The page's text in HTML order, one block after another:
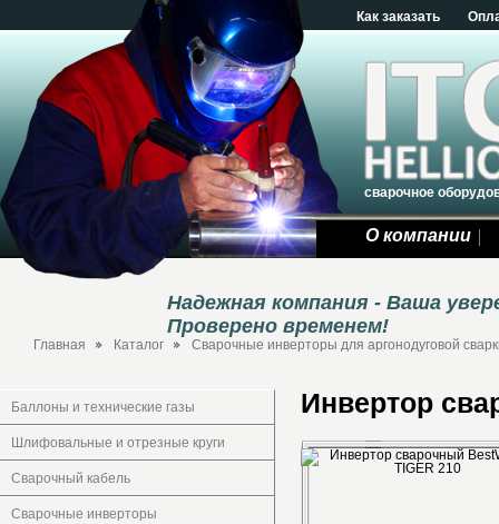
Как заказать
сварочное
О компании
Надежная компания - Ваша
Проверено временем!
Главная Каталог Сварочные инверторы для аргонодуговой
Баллоны и технические газы
Шлифовальные и отрезные круги
Сварочный кабель
Сварочные инверторы
Инвертор